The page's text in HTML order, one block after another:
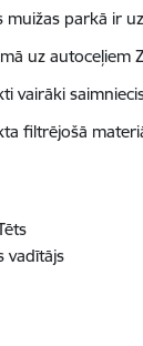
muižas parkā ir
uz autoceļiem
vairāki
filtrējošā
vadītājs